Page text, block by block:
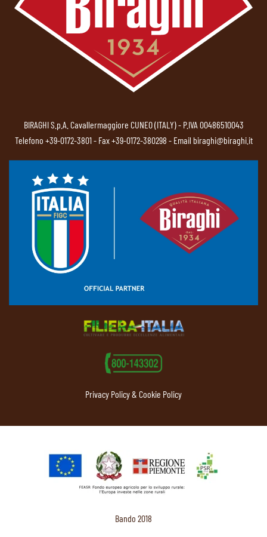
BIRAGHI S.p.A. Cavallermaggiore CUNEO (ITALY) - P.IVA 00486510043
Telefono +39-0172-3801- Fax +39-0172-380298 - Email biraghi@biraghi.it
Privacy Policy & Cookie Policy
Bando 2018